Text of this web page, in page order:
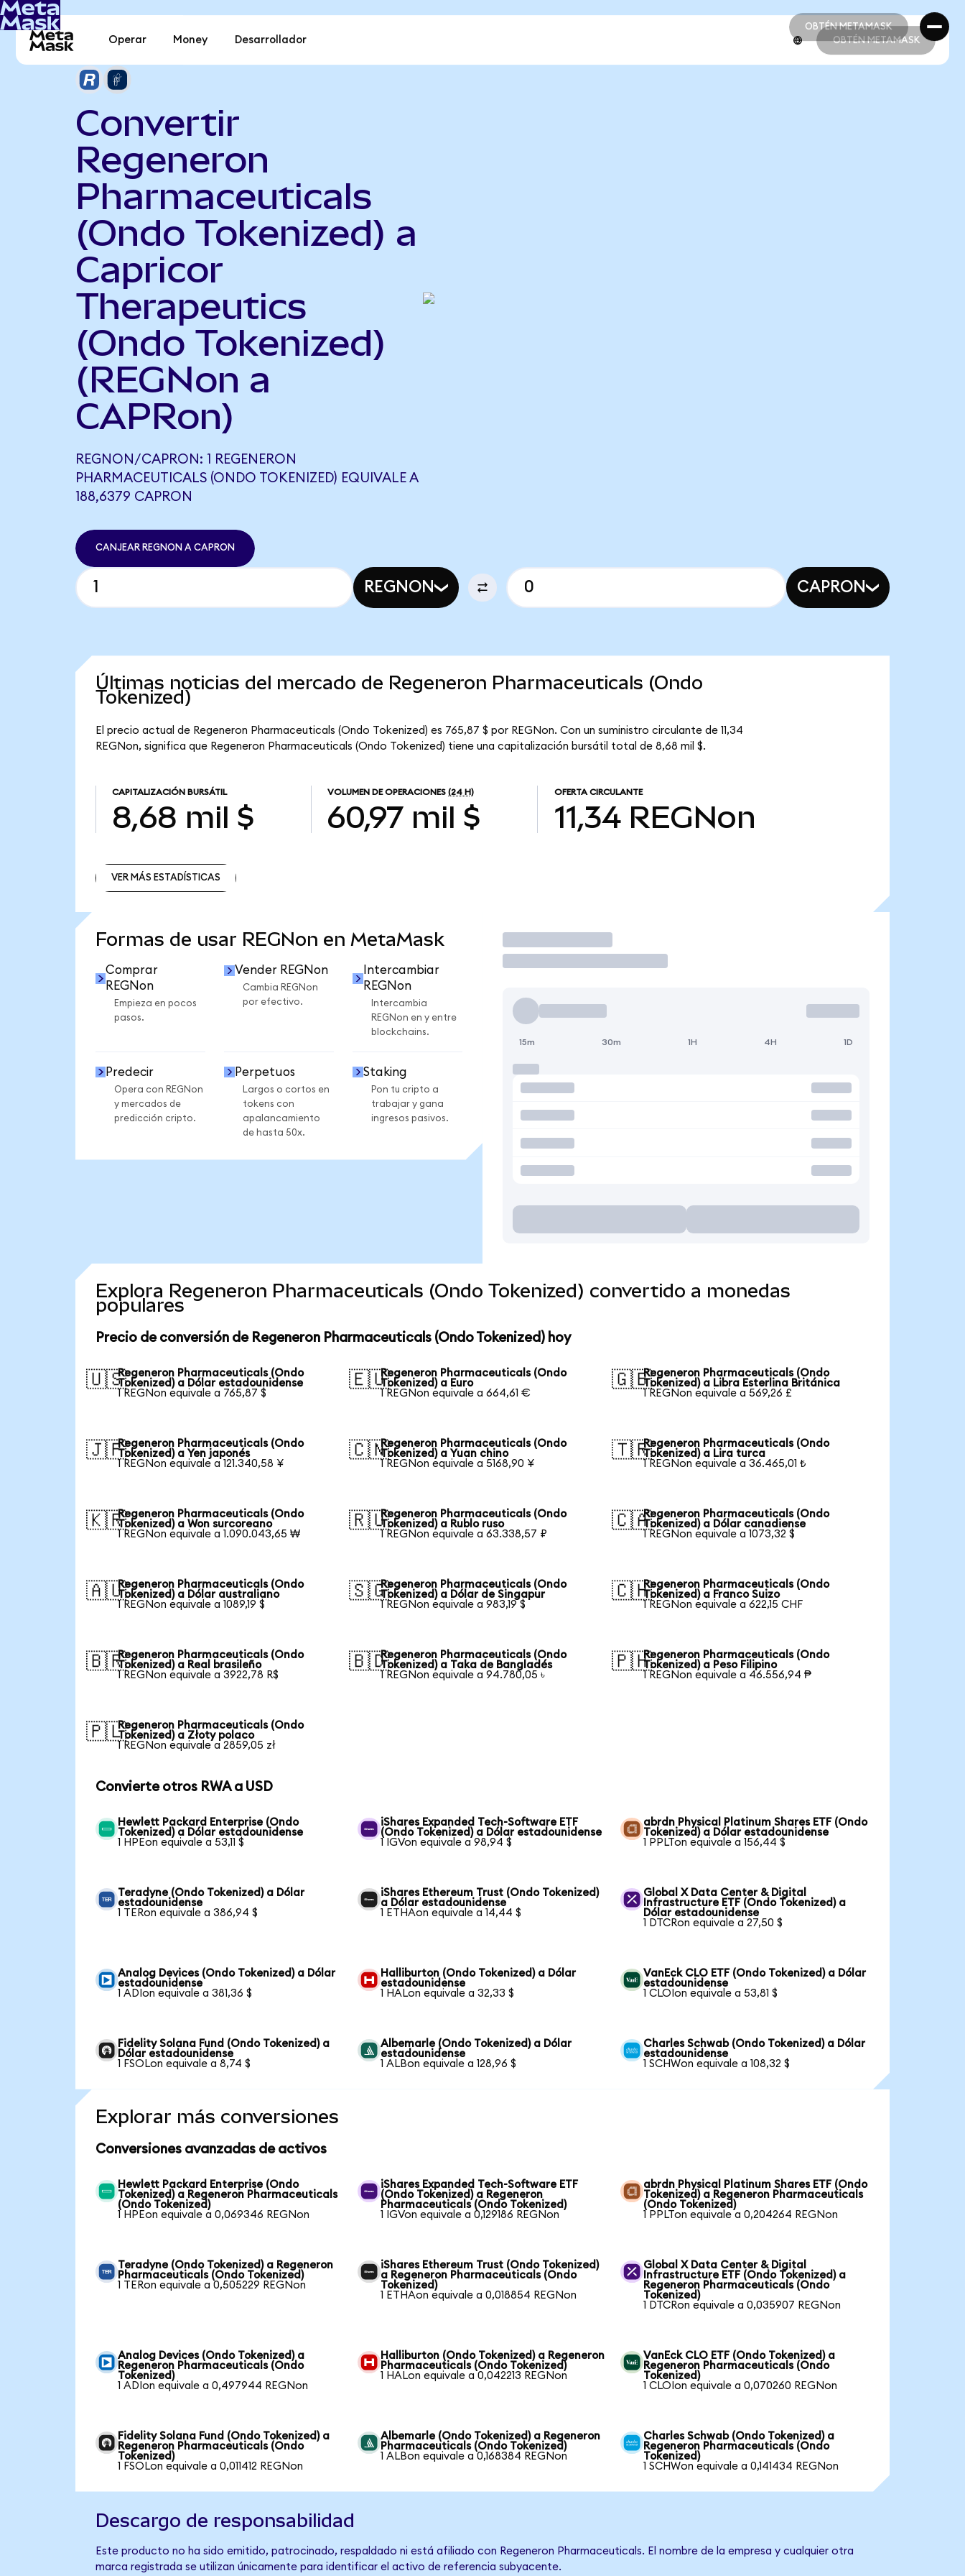
OBTÉN METAMASK
OBTÉN METAMASK
Operar Money Desarrollador OBTÉN METAMASK
Convertir
Regeneron
Pharmaceuticals
(Ondo Tokenized) a
Capricor
Therapeutics
(Ondo Tokenized)
(REGNon a
CAPRon)
REGNON/CAPRON: 1 REGENERON
PHARMACEUTICALS (ONDO TOKENIZED) EQUIVALE A
188,6379 CAPRON
CANJEAR REGNON A CAPRON
REGNON CAPRON
Últimas noticias del mercado de Regeneron Pharmaceuticals (Ondo
Tokenized)
El precio actual de Regeneron Pharmaceuticals (Ondo Tokenized) es 765,87 $ por REGNon. Con un suministro circulante de 11,34
REGNon, significa que Regeneron Pharmaceuticals (Ondo Tokenized) tiene una capitalización bursátil total de 8,68 mil $.
CAPITALIZACIÓN BURSÁTIL
8,68 mil $
VOLUMEN DE OPERACIONES (24 H)
60,97 mil $
OFERTA CIRCULANTE
11,34 REGNon
VER MÁS ESTADÍSTICAS
Formas de usar REGNon en MetaMask
Comprar
REGNon
Empieza en pocos
pasos.
Vender REGNon
Cambia REGNon
por efectivo.
Intercambiar
REGNon
Intercambia
REGNon en y entre
blockchains.
Predecir
Opera con REGNon
y mercados de
predicción cripto.
Perpetuos
Largos o cortos en
tokens con
apalancamiento
de hasta 50x.
Staking
Pon tu cripto a
trabajar y gana
ingresos pasivos.
Operar
15m 30m 1H 4H 1D
Explora Regeneron Pharmaceuticals (Ondo Tokenized) convertido a monedas
populares
Precio de conversión de Regeneron Pharmaceuticals (Ondo Tokenized) hoy
🇺🇸Regeneron Pharmaceuticals (Ondo
Tokenized) a Dólar estadounidense
1 REGNon equivale a 765,87 $
🇪🇺Regeneron Pharmaceuticals (Ondo
Tokenized) a Euro
1 REGNon equivale a 664,61 €
🇬🇧Regeneron Pharmaceuticals (Ondo
Tokenized) a Libra Esterlina Británica
1 REGNon equivale a 569,26 £
🇯🇵Regeneron Pharmaceuticals (Ondo
Tokenized) a Yen japonés
1 REGNon equivale a 121.340,58 ¥
🇨🇳Regeneron Pharmaceuticals (Ondo
Tokenized) a Yuan chino
1 REGNon equivale a 5168,90 ¥
🇹🇷Regeneron Pharmaceuticals (Ondo
Tokenized) a Lira turca
1 REGNon equivale a 36.465,01 ₺
🇰🇷Regeneron Pharmaceuticals (Ondo
Tokenized) a Won surcoreano
1 REGNon equivale a 1.090.043,65 ₩
🇷🇺Regeneron Pharmaceuticals (Ondo
Tokenized) a Rublo ruso
1 REGNon equivale a 63.338,57 ₽
🇨🇦Regeneron Pharmaceuticals (Ondo
Tokenized) a Dólar canadiense
1 REGNon equivale a 1073,32 $
🇦🇺Regeneron Pharmaceuticals (Ondo
Tokenized) a Dólar australiano
1 REGNon equivale a 1089,19 $
🇸🇬Regeneron Pharmaceuticals (Ondo
Tokenized) a Dólar de Singapur
1 REGNon equivale a 983,19 $
🇨🇭Regeneron Pharmaceuticals (Ondo
Tokenized) a Franco Suizo
1 REGNon equivale a 622,15 CHF
🇧🇷Regeneron Pharmaceuticals (Ondo
Tokenized) a Real brasileño
1 REGNon equivale a 3922,78 R$
🇧🇩Regeneron Pharmaceuticals (Ondo
Tokenized) a Taka de Bangladés
1 REGNon equivale a 94.780,05 ৳
🇵🇭Regeneron Pharmaceuticals (Ondo
Tokenized) a Peso Filipino
1 REGNon equivale a 46.556,94 ₱
🇵🇱Regeneron Pharmaceuticals (Ondo
Tokenized) a Złoty polaco
1 REGNon equivale a 2859,05 zł
Convierte otros RWA a USD
Hewlett Packard Enterprise (Ondo
Tokenized) a Dólar estadounidense
1 HPEon equivale a 53,11 $
iShares Expanded Tech-Software ETF
(Ondo Tokenized) a Dólar estadounidense
1 IGVon equivale a 98,94 $
abrdn Physical Platinum Shares ETF (Ondo
Tokenized) a Dólar estadounidense
1 PPLTon equivale a 156,44 $
Teradyne (Ondo Tokenized) a Dólar
estadounidense
1 TERon equivale a 386,94 $
iShares Ethereum Trust (Ondo Tokenized)
a Dólar estadounidense
1 ETHAon equivale a 14,44 $
Global X Data Center & Digital
Infrastructure ETF (Ondo Tokenized) a
Dólar estadounidense
1 DTCRon equivale a 27,50 $
Analog Devices (Ondo Tokenized) a Dólar
estadounidense
1 ADIon equivale a 381,36 $
Halliburton (Ondo Tokenized) a Dólar
estadounidense
1 HALon equivale a 32,33 $
VanEck CLO ETF (Ondo Tokenized) a Dólar
estadounidense
1 CLOIon equivale a 53,81 $
Fidelity Solana Fund (Ondo Tokenized) a
Dólar estadounidense
1 FSOLon equivale a 8,74 $
Albemarle (Ondo Tokenized) a Dólar
estadounidense
1 ALBon equivale a 128,96 $
Charles Schwab (Ondo Tokenized) a Dólar
estadounidense
1 SCHWon equivale a 108,32 $
Explorar más conversiones
Conversiones avanzadas de activos
Hewlett Packard Enterprise (Ondo
Tokenized) a Regeneron Pharmaceuticals
(Ondo Tokenized)
1 HPEon equivale a 0,069346 REGNon
iShares Expanded Tech-Software ETF
(Ondo Tokenized) a Regeneron
Pharmaceuticals (Ondo Tokenized)
1 IGVon equivale a 0,129186 REGNon
abrdn Physical Platinum Shares ETF (Ondo
Tokenized) a Regeneron Pharmaceuticals
(Ondo Tokenized)
1 PPLTon equivale a 0,204264 REGNon
Teradyne (Ondo Tokenized) a Regeneron
Pharmaceuticals (Ondo Tokenized)
1 TERon equivale a 0,505229 REGNon
iShares Ethereum Trust (Ondo Tokenized)
a Regeneron Pharmaceuticals (Ondo
Tokenized)
1 ETHAon equivale a 0,018854 REGNon
Global X Data Center & Digital
Infrastructure ETF (Ondo Tokenized) a
Regeneron Pharmaceuticals (Ondo
Tokenized)
1 DTCRon equivale a 0,035907 REGNon
Analog Devices (Ondo Tokenized) a
Regeneron Pharmaceuticals (Ondo
Tokenized)
1 ADIon equivale a 0,497944 REGNon
Halliburton (Ondo Tokenized) a Regeneron
Pharmaceuticals (Ondo Tokenized)
1 HALon equivale a 0,042213 REGNon
VanEck CLO ETF (Ondo Tokenized) a
Regeneron Pharmaceuticals (Ondo
Tokenized)
1 CLOIon equivale a 0,070260 REGNon
Fidelity Solana Fund (Ondo Tokenized) a
Regeneron Pharmaceuticals (Ondo
Tokenized)
1 FSOLon equivale a 0,011412 REGNon
Albemarle (Ondo Tokenized) a Regeneron
Pharmaceuticals (Ondo Tokenized)
1 ALBon equivale a 0,168384 REGNon
Charles Schwab (Ondo Tokenized) a
Regeneron Pharmaceuticals (Ondo
Tokenized)
1 SCHWon equivale a 0,141434 REGNon
Descargo de responsabilidad
Este producto no ha sido emitido, patrocinado, respaldado ni está afiliado con Regeneron Pharmaceuticals. El nombre de la empresa y cualquier otra
marca registrada se utilizan únicamente para identificar el activo de referencia subyacente.